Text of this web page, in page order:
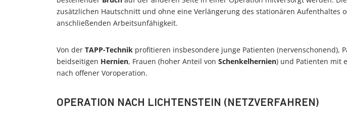
zusätzlichen Hautschnitt und ohne eine Verlängerung des stationären Aufenthaltes
anschließenden Arbeitsunfähigkeit.
Von der TAPP-Technik profitieren insbesondere junge Patienten (nervenschonend),
beidseitigen Hernien, Frauen (hoher Anteil von Schenkelhernien) und Patienten mit
nach offener Voroperation.
OPERATION NACH LICHTENSTEIN (NETZVERFAHREN)